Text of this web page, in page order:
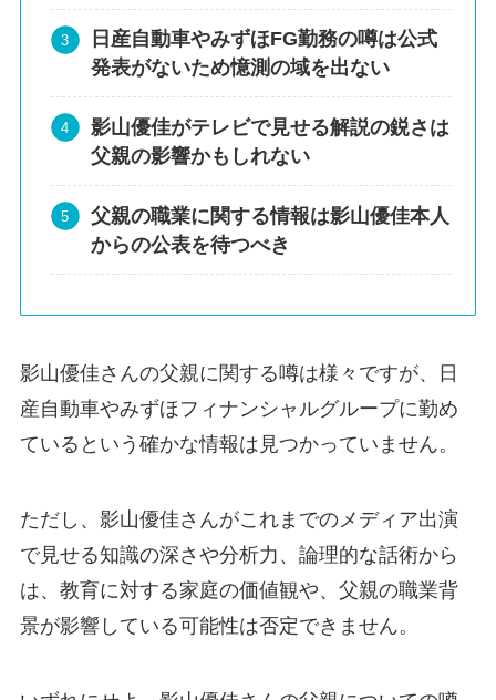
日産自動車やみずほFG勤務の噂は公式
発表がないため憶測の域を出ない
影山優佳がテレビで見せる解説の鋭さは
父親の影響かもしれない
父親の職業に関する情報は影山優佳本人
からの公表を待つべき
影山優佳さんの父親に関する噂は様々ですが、日
産自動車やみずほフィナンシャルグループに勤め
ているという確かな情報は見つかっていません。
ただし、影山優佳さんがこれまでのメディア出演
で見せる知識の深さや分析力、論理的な話術から
は、教育に対する家庭の価値観や、父親の職業背
景が影響している可能性は否定できません。